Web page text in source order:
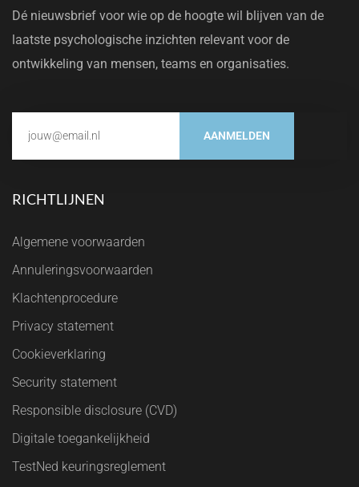
Dé nieuwsbrief voor wie op de hoogte wil blijven van de
laatste psychologische inzichten relevant voor de
ontwikkeling van mensen, teams en organisaties.
AANMELDEN
RICHTLIJNEN
Algemene voorwaarden
Annuleringsvoorwaarden
Klachtenprocedure
Privacy statement
Cookieverklaring
Security statement
Responsible disclosure (CVD)
Digitale toegankelijkheid
TestNed keuringsreglement